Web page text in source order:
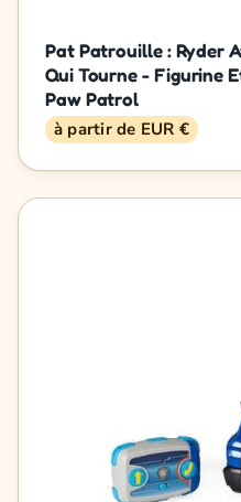
Pat Patrouille : Ryder
Qui Tourne - Figurine
Paw Patrol
à partir de EUR €